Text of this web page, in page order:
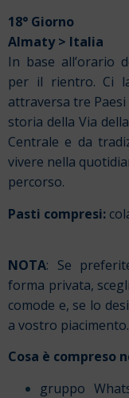
18° Giorno
Almaty > Italia
In base all’orario
per il rientro. Ci
attraversa tre
storia della Via
Centrale e da
vivere nella
percorso.
Pasti compresi:
NOTA: Se
forma privata,
comode e, se lo
a vostro piacimento.
Cosa è compreso
gruppo